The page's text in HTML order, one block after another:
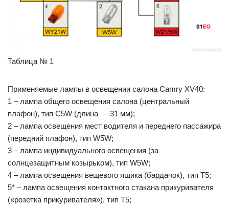
Таблица № 1
Применяемые лампы в освещении салона Camry XV40:
1 – лампа общего освещения салона (центральный
плафон), тип C5W (длина — 31 мм);
2 – лампа освещения мест водителя и переднего пассажира
(передний плафон), тип W5W;
3 – лампа индивидуального освещения (за
солнцезащитным козырьком), тип W5W;
4 – лампа освещения вещевого ящика (бардачок), тип Т5;
5* – лампа освещения контактного стакана прикуривателя
(«розетка прикуривателя»), тип Т5;